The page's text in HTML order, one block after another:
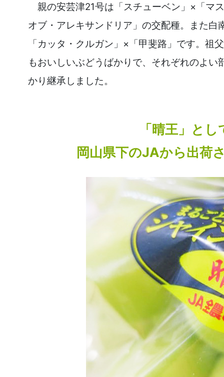
親の安芸津21号は「スチューベン」×「マ
オブ・アレキサンドリア」の交配種。また白
「カッタ・クルガン」×「甲斐路」です。祖
もおいしいぶどうばかりで、それぞれのよい
かり継承しました。
「晴王」と
岡山県下のJAから出荷